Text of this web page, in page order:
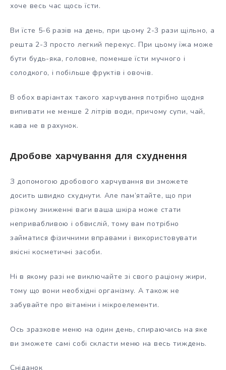
хоче весь час щось їсти.
Ви їсте 5-6 разів на день, при цьому 2-3 рази щільно, а
решта 2-3 просто легкий перекус. При цьому їжа може
бути будь-яка, головне, поменше їсти мучного і
солодкого, і побільше фруктів і овочів.
В обох варіантах такого харчування потрібно щодня
випивати не менше 2 літрів води, причому супи, чай,
кава не в рахунок.
Дробове харчування для схуднення
З допомогою дробового харчування ви зможете
досить швидко схуднути. Але пам’ятайте, що при
різкому зниженні ваги ваша шкіра може стати
непривабливою і обвислій, тому вам потрібно
займатися фізичними вправами і використовувати
якісні косметичні засоби.
Ні в якому разі не виключайте зі свого раціону жири,
тому що вони необхідні організму. А також не
забувайте про вітаміни і мікроелементи.
Ось зразкове меню на один день, спираючись на яке
ви зможете самі собі скласти меню на весь тиждень.
Сніданок